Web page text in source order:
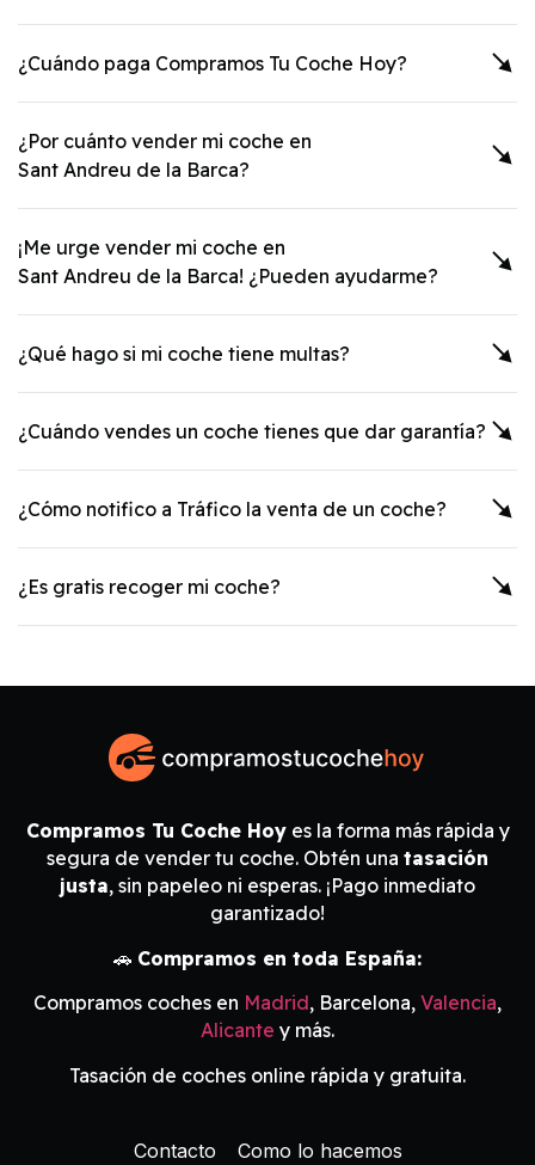
¿Cuándo paga Compramos Tu Coche Hoy?
¿Por cuánto vender mi coche en
Sant Andreu de la Barca?
¡Me urge vender mi coche en
Sant Andreu de la Barca! ¿Pueden ayudarme?
¿Qué hago si mi coche tiene multas?
¿Cuándo vendes un coche tienes que dar garantía?
¿Cómo notifico a Tráfico la venta de un coche?
¿Es gratis recoger mi coche?
Compramos Tu Coche Hoyes la forma más rápida y
segura de vender tu coche. Obtén una tasación
justa, sin papeleo ni esperas. ¡Pago inmediato
garantizado!
🚗 Compramos en toda España:
Compramos coches en Madrid, Barcelona, Valencia,
Alicante y más.
Tasación de coches online rápida y gratuita.
Contacto Como lo hacemos